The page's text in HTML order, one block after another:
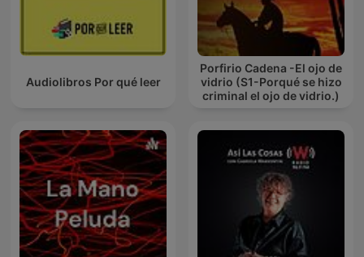
Audiolibros Por qué leer
Porfirio Cadena -El ojo de
vidrio (S1-Porqué se hizo
criminal el ojo de vidrio.)